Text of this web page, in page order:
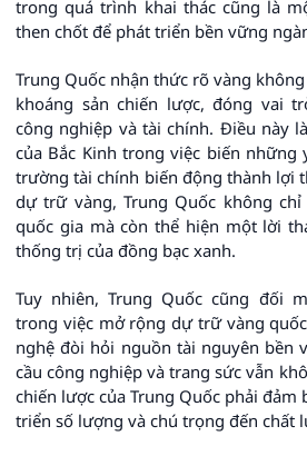
trong quá trình khai thác cũng là
then chốt để phát triển bền vững
Trung Quốc nhận thức rõ vàng
khoáng sản chiến lược, đóng vai
công nghiệp và tài chính. Điều này
của Bắc Kinh trong việc biến
trường tài chính biến động thành lợi
dự trữ vàng, Trung Quốc không
quốc gia mà còn thể hiện một lời
thống trị của đồng bạc xanh.
Tuy nhiên, Trung Quốc cũng đối
trong việc mở rộng dự trữ vàng
nghệ đòi hỏi nguồn tài nguyên bền
cầu công nghiệp và trang sức vẫn
chiến lược của Trung Quốc phải đảm
triển số lượng và chú trọng đến chất